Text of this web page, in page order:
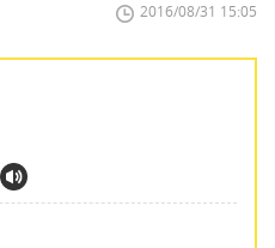
2016/08/31 15:05